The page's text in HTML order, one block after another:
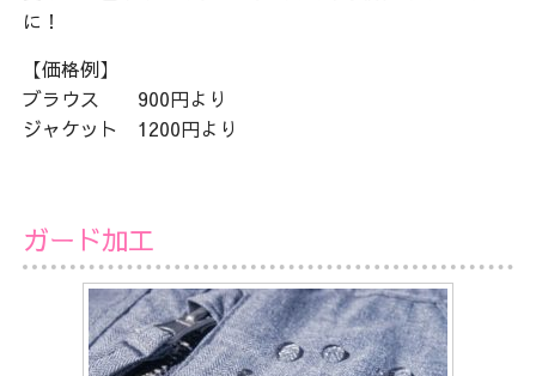
に！
【価格例】
ブラウス 900円より
ジャケット 1200円より
ガード加工